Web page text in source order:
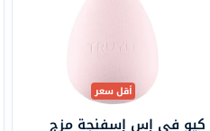
أقل سعر
كيو في إس إسفنجة مزج